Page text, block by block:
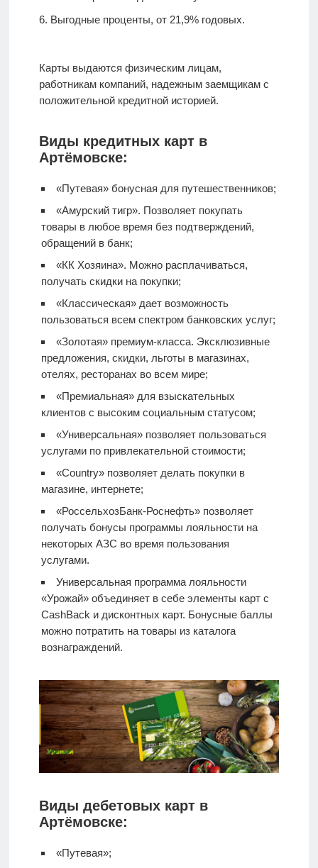
Выгодные проценты, от 21,9% годовых.
Карты выдаются физическим лицам,
работникам компаний, надежным заемщикам с
положительной кредитной историей.
Виды кредитных карт в
Артёмовске:
«Путевая» бонусная для путешественников;
«Амурский тигр». Позволяет покупать
товары в любое время без подтверждений,
обращений в банк;
«КК Хозяина». Можно расплачиваться,
получать скидки на покупки;
«Классическая» дает возможность
пользоваться всем спектром банковских услуг;
«Золотая» премиум-класса. Эксклюзивные
предложения, скидки, льготы в магазинах,
отелях, ресторанах во всем мире;
«Премиальная» для взыскательных
клиентов с высоким социальным статусом;
«Универсальная» позволяет пользоваться
услугами по привлекательной стоимости;
«Country» позволяет делать покупки в
магазине, интернете;
«РоссельхозБанк-Роснефть» позволяет
получать бонусы программы лояльности на
некоторых АЗС во время пользования
услугами.
Универсальная программа лояльности
«Урожай» объединяет в себе элементы карт с
CashBack и дисконтных карт. Бонусные баллы
можно потратить на товары из каталога
вознаграждений.
Виды дебетовых карт в
Артёмовске:
«Путевая»;